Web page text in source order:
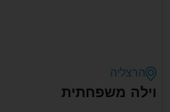
הרצליה
וילה משפחתית